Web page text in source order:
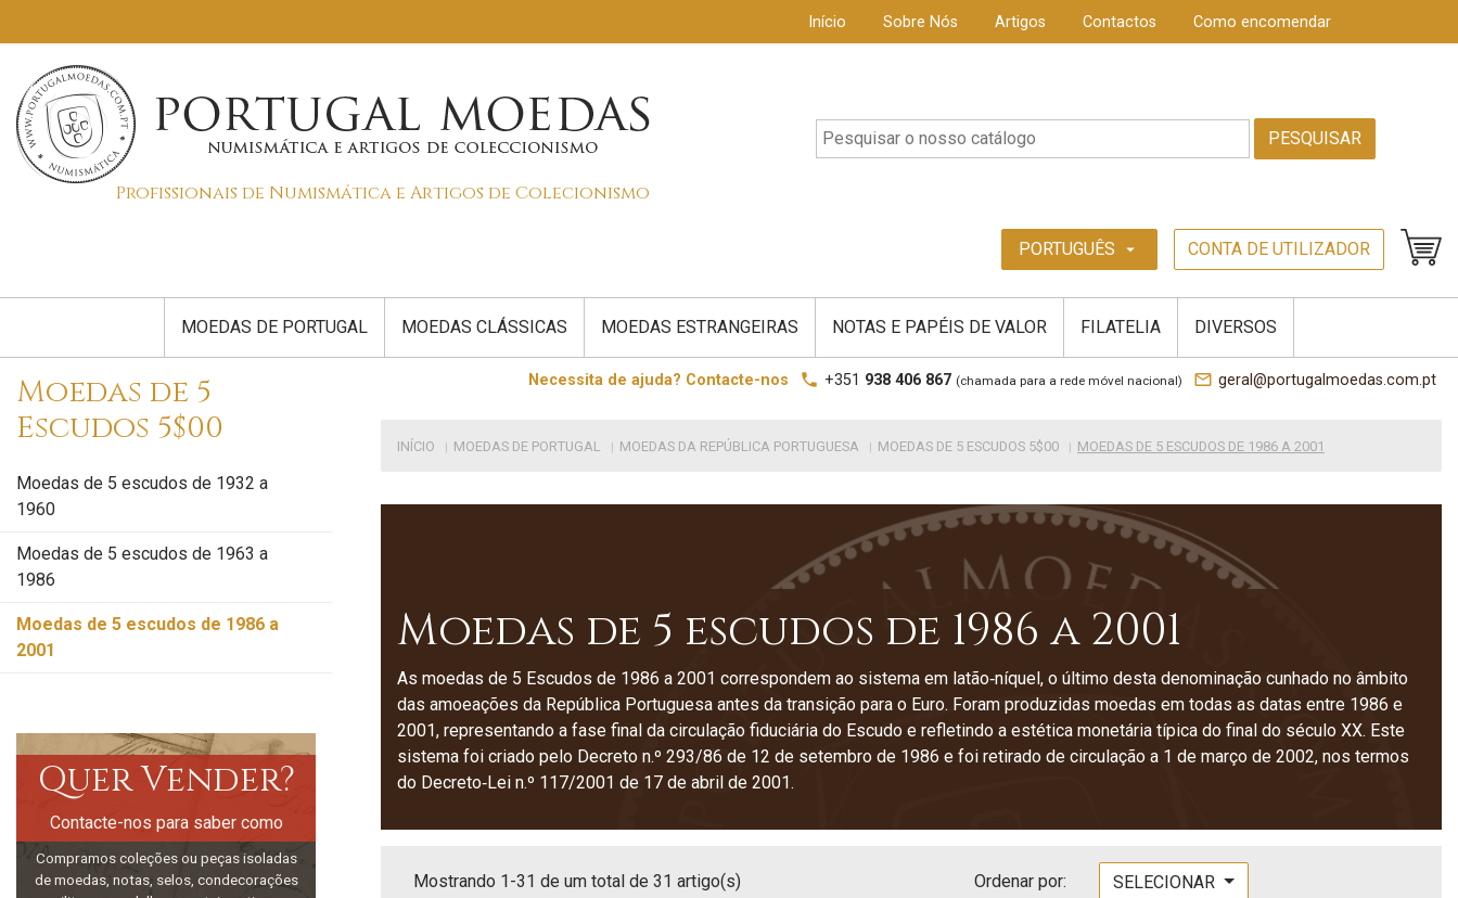
Início Sobre Nós Artigos Contactos Como encomendar
Profissionais de Numismática e Artigos de Colecionismo
PESQUISAR
PORTUGUÊS arrow_drop_down CONTA DE UTILIZADOR
MOEDAS DE PORTUGAL MOEDAS CLÁSSICAS MOEDAS ESTRANGEIRAS NOTAS E PAPÉIS DE VALOR FILATELIA DIVERSOS
Moedas de 5
Escudos 5$00
Moedas de 5 escudos de 1932 a
1960
Moedas de 5 escudos de 1963 a
1986
Moedas de 5 escudos de 1986 a
2001
Quer Vender?
Contacte-nos para saber como
Compramos coleções ou peças isoladas
de moedas, notas, selos, condecorações
Necessita de ajuda? Contacte-nos local_phone +351 938 406 867 (chamada para a rede móvel nacional) mail_outline geral@portugalmoedas.com.pt
INÍCIO MOEDAS DE PORTUGAL MOEDAS DA REPÚBLICA PORTUGUESA MOEDAS DE 5 ESCUDOS 5$00 MOEDAS DE 5 ESCUDOS DE 1986 A 2001
Moedas de 5 escudos de 1986 a 2001
As moedas de 5 Escudos de 1986 a 2001 correspondem ao sistema em latão‑níquel, o último desta denominação cunhado no âmbito
das amoeações da República Portuguesa antes da transição para o Euro. Foram produzidas moedas em todas as datas entre 1986 e
2001, representando a fase final da circulação fiduciária do Escudo e refletindo a estética monetária típica do final do século XX. Este
sistema foi criado pelo Decreto n.º 293/86 de 12 de setembro de 1986 e foi retirado de circulação a 1 de março de 2002, nos termos
do Decreto‑Lei n.º 117/2001 de 17 de abril de 2001.
Mostrando 1-31 de um total de 31 artigo(s) Ordenar por: SELECIONAR